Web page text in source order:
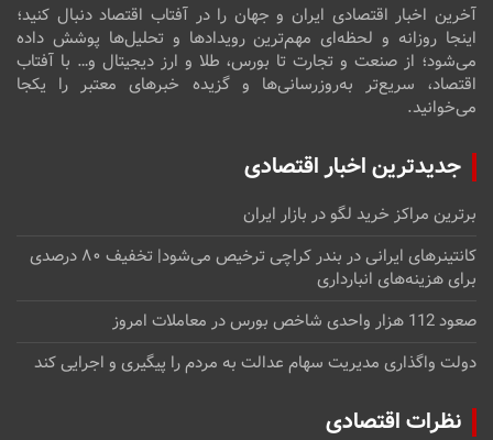
آخرین اخبار اقتصادی ایران و جهان را در آفتاب اقتصاد دنبال کنید؛
اینجا روزانه و لحظه‌ای مهم‌ترین رویدادها و تحلیل‌ها پوشش داده
می‌شود؛ از صنعت و تجارت تا بورس، طلا و ارز دیجیتال و… با آفتاب
اقتصاد، سریع‌تر به‌روزرسانی‌ها و گزیده خبرهای معتبر را یکجا
می‌خوانید.
جدیدترین اخبار اقتصادی
برترین مراکز خرید لگو در بازار ایران
کانتینرهای ایرانی در بندر کراچی ترخیص می‌شود| تخفیف ۸۰ درصدی
برای هزینه‌های انبارداری
صعود 112 هزار واحدی شاخص بورس در معاملات امروز
دولت واگذاری مدیریت سهام عدالت به مردم را پیگیری و اجرایی کند
نظرات اقتصادی